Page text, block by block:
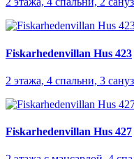
Fiskarhedenvillan Hus 423
2 этажа, 4 спальни, 3
Fiskarhedenvillan Hus 427